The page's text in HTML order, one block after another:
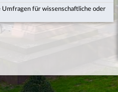
für wissenschaftliche oder